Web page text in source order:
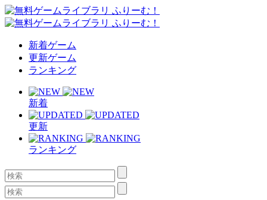
新着ゲーム
更新ゲーム
ランキング
新着
更新
ランキング